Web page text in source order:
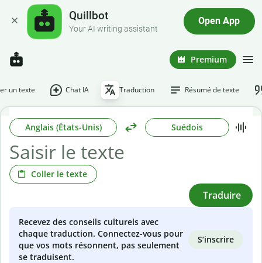
Quillbot
Your AI writing assistant
Open App
Premium
un texte Chat IA Traduction Résumé de texte
Anglais (États-Unis) Suédois
Coller le texte
Traduire
Recevez des conseils culturels avec
chaque traduction. Connectez-vous pour
que vos mots résonnent, pas seulement
se traduisent.
S’inscrire